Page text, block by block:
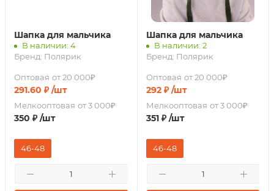
Шапка для мальчика
В наличии: 4
Бренд: Полярик
Оптовая от 20 000₽
291.60 ₽ /шт
Мелкооптовая от 3 000₽
350 ₽ /шт
46-48
Шапка для мальчика
В наличии: 2
Бренд: Полярик
Оптовая от 20 000₽
292₽ /шт
Мелкооптовая от 3 000₽
351₽ /шт
46-48